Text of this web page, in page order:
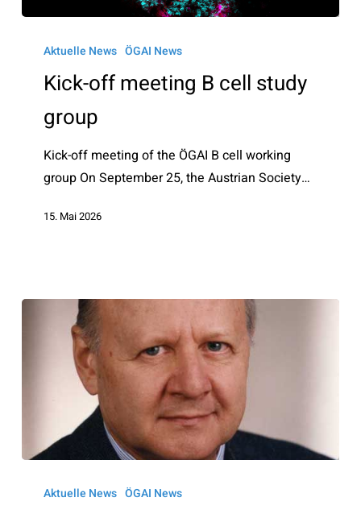
meeting
group
Aktuelle News ÖGAI News
Kick-off meeting B cell study
group
Kick-off meeting of the ÖGAI B cell working
group On September 25, the Austrian Society…
15. Mai 2026
Prof.Aktuelle News ÖGAI News